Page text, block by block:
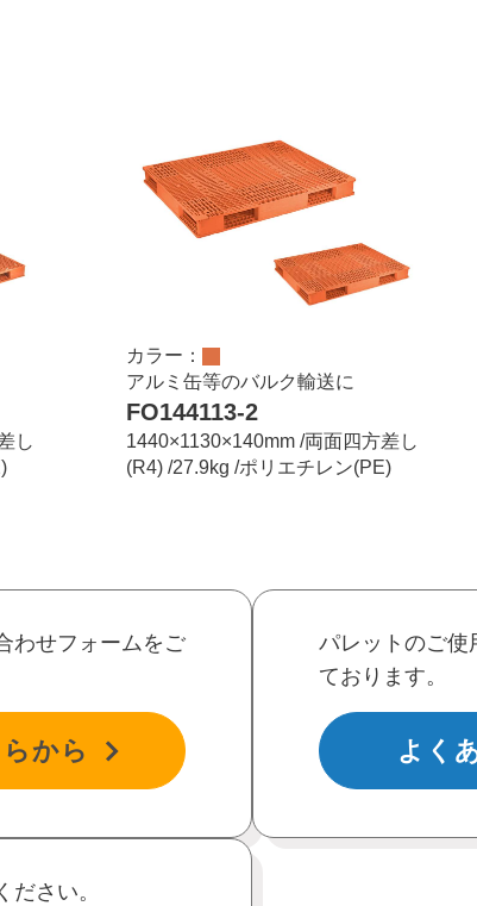
し
カラー：
アルミ缶等のバルク輸送に
FO144113-2
1440×1130×140mm /両面四方差し
(R4) /27.9kg /ポリエチレン(PE)
わせフォームをご
から
パレットのご使
ております。
よく
さい。